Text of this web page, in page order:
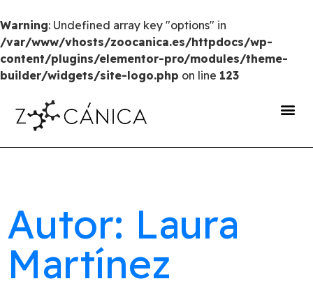
Warning: Undefined array key "options" in
/var/www/vhosts/zoocanica.es/httpdocs/wp-
content/plugins/elementor-pro/modules/theme-
builder/widgets/site-logo.php on line 123
Autor: Laura
Martínez